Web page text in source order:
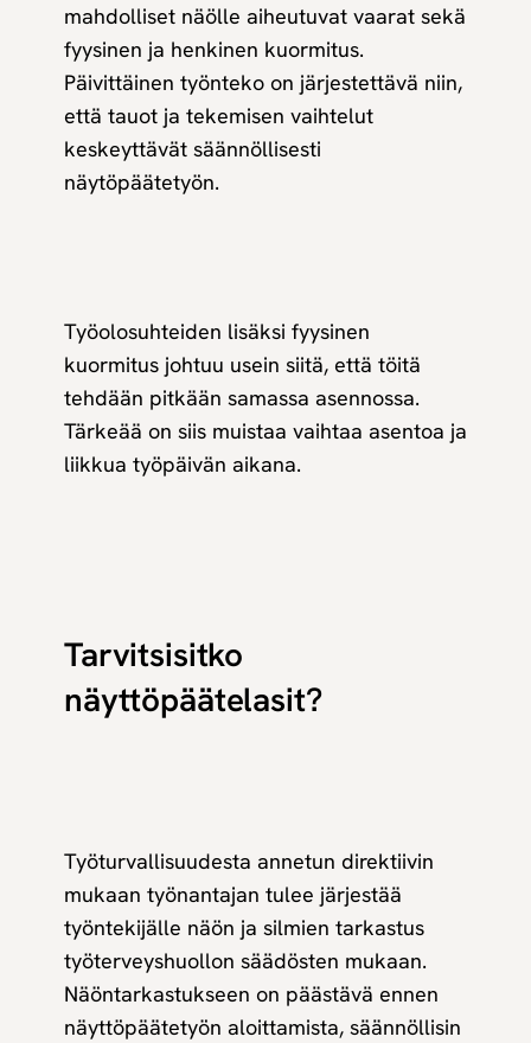
mahdolliset näölle aiheutuvat vaarat sekä
fyysinen ja henkinen kuormitus.
Päivittäinen työnteko on järjestettävä niin,
että tauot ja tekemisen vaihtelut
keskeyttävät säännöllisesti
näytöpäätetyön.
Työolosuhteiden lisäksi fyysinen
kuormitus johtuu usein siitä, että töitä
tehdään pitkään samassa asennossa.
Tärkeää on siis muistaa vaihtaa asentoa ja
liikkua työpäivän aikana.
Tarvitsisitko
näyttöpäätelasit?
Työturvallisuudesta annetun direktiivin
mukaan työnantajan tulee järjestää
työntekijälle näön ja silmien tarkastus
työterveyshuollon säädösten mukaan.
Näöntarkastukseen on päästävä ennen
näyttöpäätetyön aloittamista, säännöllisin